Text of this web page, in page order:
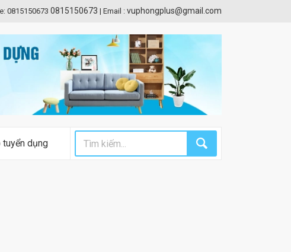
0815150673 0815150673 | Email : vuphongplus@gmail.com
tuyển dụng